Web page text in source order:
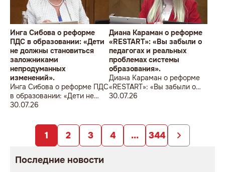
Инга Сибова о реформе
ПДС в образовании: «Дети
не должны становиться
заложниками
непродуманных
изменений».
Инга Сибова о реформе ПДС
в образовании: «Дети не
должны становиться
непродуманных изменений».
30.07.26
Диана Караман о реформе
«RESTART»: «Вы забыли о
педагогах и реальных
проблемах системы
образования».
Диана Караман о реформе
«RESTART»: «Вы забыли о
педагогах и реальных
30.07.26
1 2 3 4 ... 344
Последние новости